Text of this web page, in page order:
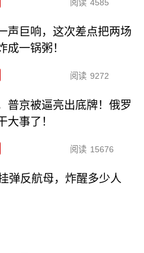
阅读 4585
声巨响，这次差点把两场
成一锅粥！
阅读 9272
普京被逼亮出底牌！俄罗
大事了！
阅读 15676
弹反航母，炸醒多少人